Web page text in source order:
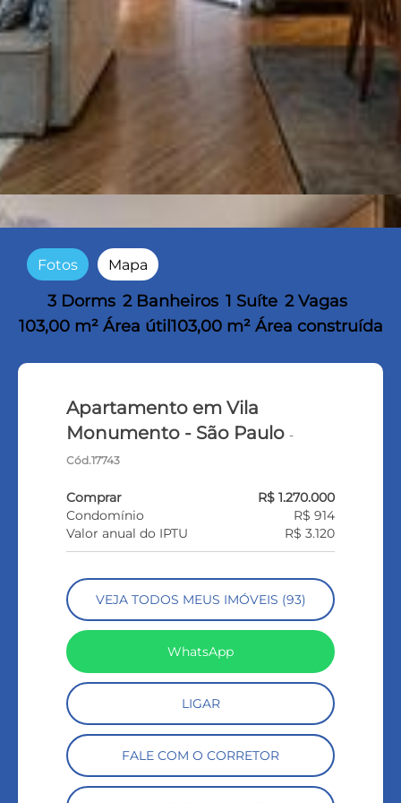
Fotos Mapa
3 Dorms 2 Banheiros 1 Suíte 2 Vagas
103,00 m² Área útil 103,00 m² Área construída
Apartamento em Vila
Monumento - São Paulo -
Cód.17743
Comprar
R$ 1.270.000
Condomínio
R$ 914
Valor anual do IPTU
R$ 3.120
VEJA TODOS MEUS IMÓVEIS (93)
WhatsApp
LIGAR
FALE COM O CORRETOR